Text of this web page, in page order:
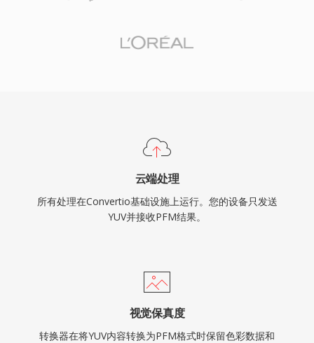
云端处理
所有处理在Convertio基础设施上运行。您的设备只发送
YUV并接收PFM结果。
视觉保真度
转换器在将YUV内容转换为PFM格式时保留色彩数据和